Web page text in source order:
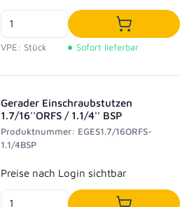
VPE: Stück
In den
Sofort lieferbar
Gerader Einschraubstutzen
1.7/16''ORFS / 1.1/4'' BSP
Produktnummer: EGES1.7/16ORFS-
1.1/4BSP
Regulärer Preis:
Preise nach Login sichtbar